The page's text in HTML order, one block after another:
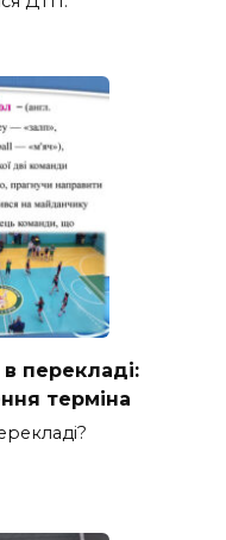
перекладі:
терміна